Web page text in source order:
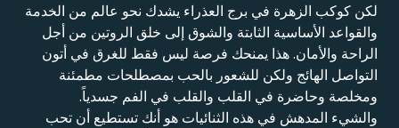
لكن كوكب الزهرة في برج العذراء يشدك نحو عالم من الخدمة
والقواعد الأساسية الثابتة والشوق إلى خلق الروتين من أجل
الراحة والأمان. هذا يمنحك فرصة ليس فقط للغرق في أتون
التواصل الهائج ولكن للشعور بالحب بمصطلحات مطمئنة
ومخلصة وحاضرة في القلب والقلب في الفم جسدياً.
والشيء المدهش في هذه الثنائيات هو أنك تستطيع أن تحب